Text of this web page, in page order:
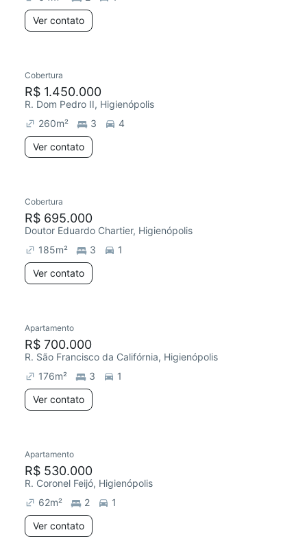
Ver contato
Cobertura
R$ 1.450.000
R. Dom Pedro II, Higienópolis
260m² 3
4
Ver contato
Cobertura
R$ 695.000
Doutor Eduardo Chartier, Higienópolis
185m² 3
1
Ver contato
Apartamento
R$ 700.000
R. São Francisco da Califórnia, Higienópolis
176m² 3
1
Ver contato
Apartamento
R$ 530.000
R. Coronel Feijó, Higienópolis
62m² 2
1
Ver contato